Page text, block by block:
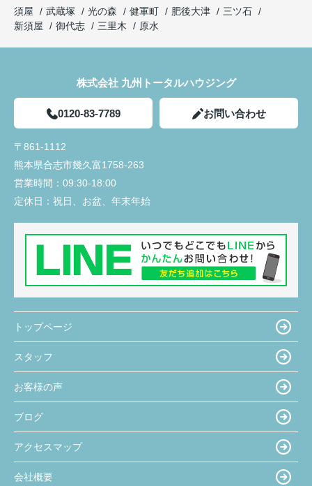
須屋
武蔵塚 光の森 健軍町 肥後大津
三ツ石
新須屋
御代志 三里木 原水
株式会社 九州トータルハウジング
0120-83-7789 お問い合わせ
〒861-1112
熊本県合志市幾久富1758-263
営業時間： 09:30-18:00
定休日： 祝日、お盆、年末年始
トップページ
スタッフ
お客様の声
ブログ
アクセスマップ
会社概要